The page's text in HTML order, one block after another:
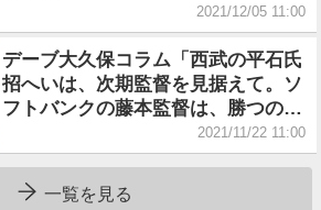
2021/12/05 11:00
デーブ大久保コラム「西武の平石氏
招へいは、次期監督を見据えて。ソ
フトバンクの藤本監督は、勝つのみ
2021/11/22 11:00
一覧を見る